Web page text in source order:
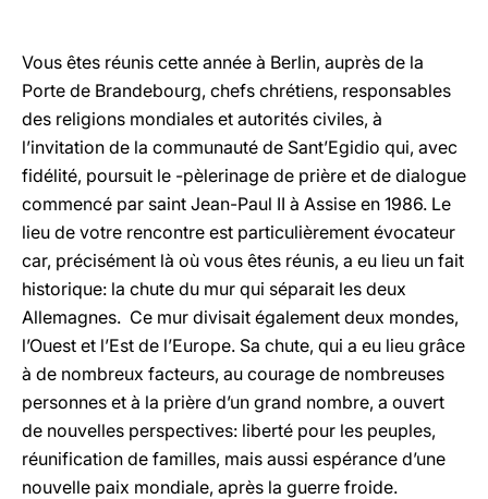
Vous êtes réunis cette année à Berlin, auprès de la
Porte de Brandebourg, chefs chrétiens, responsables
des religions mondiales et autorités civiles, à
l’invitation de la communauté de Sant’Egidio qui, avec
fidélité, poursuit le -pèlerinage de prière et de dialogue
commencé par saint Jean-Paul II à Assise en 1986. Le
lieu de votre rencontre est particulièrement évocateur
car, précisément là où vous êtes réunis, a eu lieu un fait
historique: la chute du mur qui séparait les deux
Allemagnes. Ce mur divisait également deux mondes,
l’Ouest et l’Est de l’Europe. Sa chute, qui a eu lieu grâce
à de nombreux facteurs, au courage de nombreuses
personnes et à la prière d’un grand nombre, a ouvert
de nouvelles perspectives: liberté pour les peuples,
réunification de familles, mais aussi espérance d’une
nouvelle paix mondiale, après la guerre froide.